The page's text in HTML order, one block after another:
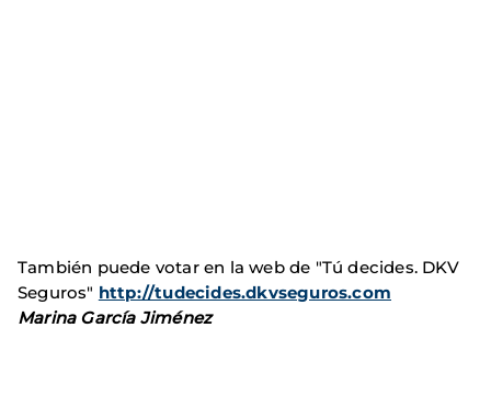
También puede votar en la web de "Tú decides. DKV
Seguros" http://tudecides.dkvseguros.com
Marina García Jiménez